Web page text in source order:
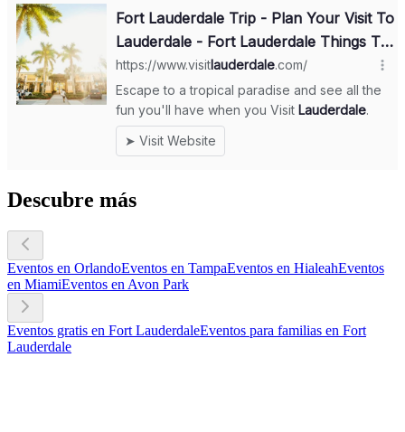
Descubre más
Eventos en OrlandoEventos en TampaEventos en HialeahEventos
en MiamiEventos en Avon Park
Eventos gratis en Fort LauderdaleEventos para familias en Fort
Lauderdale